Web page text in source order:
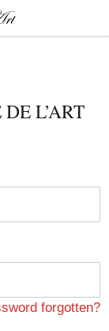
L’ART
forgotten?